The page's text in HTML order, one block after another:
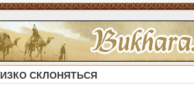
СКЛОНЯТЬСЯ